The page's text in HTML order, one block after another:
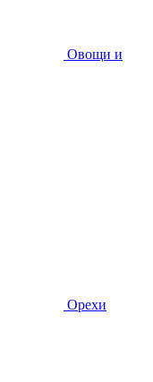
Овощи и
Орехи